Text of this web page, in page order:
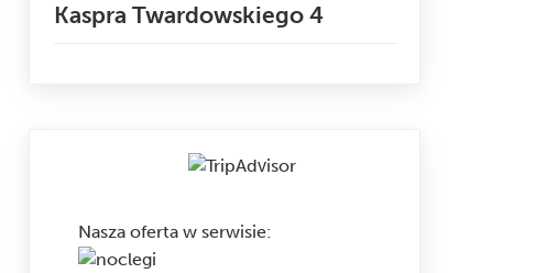
Kaspra Twardowskiego 4
Nasza oferta w serwisie: